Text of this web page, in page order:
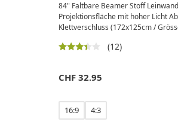
84" Faltbare Beamer Stoff
Projektionsfläche mit hoher Licht
Klettverschluss (172x125cm /
(12)
CHF 32.95
16:9 4:3